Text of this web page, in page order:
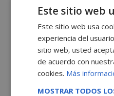
SOLICITA MÁS
Nombre (*)
Apellidos (*)
Este sitio web
Este sitio web usa
experiencia del
sitio web, usted
de acuerdo con
cookies. Más
MOSTRAR TODOS